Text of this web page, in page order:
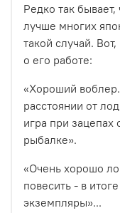
Редко так
лучше многих
такой случай.
о его работе:
«Хороший
расстоянии от
игра при зацепах
рыбалке».
«Очень хорошо
повесить - в
экземпляры»...